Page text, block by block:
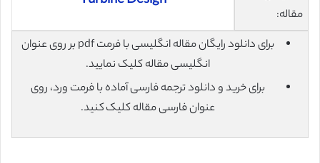
مقاله:
برای دانلود رایگان مقاله انگلیسی با فرمت pdf بر روی عنوان
انگلیسی مقاله کلیک نمایید.
برای خرید و دانلود ترجمه فارسی آماده با فرمت ورد، روی
عنوان فارسی مقاله کلیک کنید.